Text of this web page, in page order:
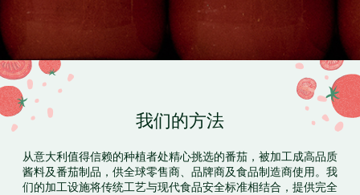
我们的方法
从意大利值得信赖的种植者处精心挑选的番茄，被加工成高品质
酱料及番茄制品，供全球零售商、品牌商及食品制造商使用。我
们的加工设施将传统工艺与现代食品安全标准相结合，提供完全